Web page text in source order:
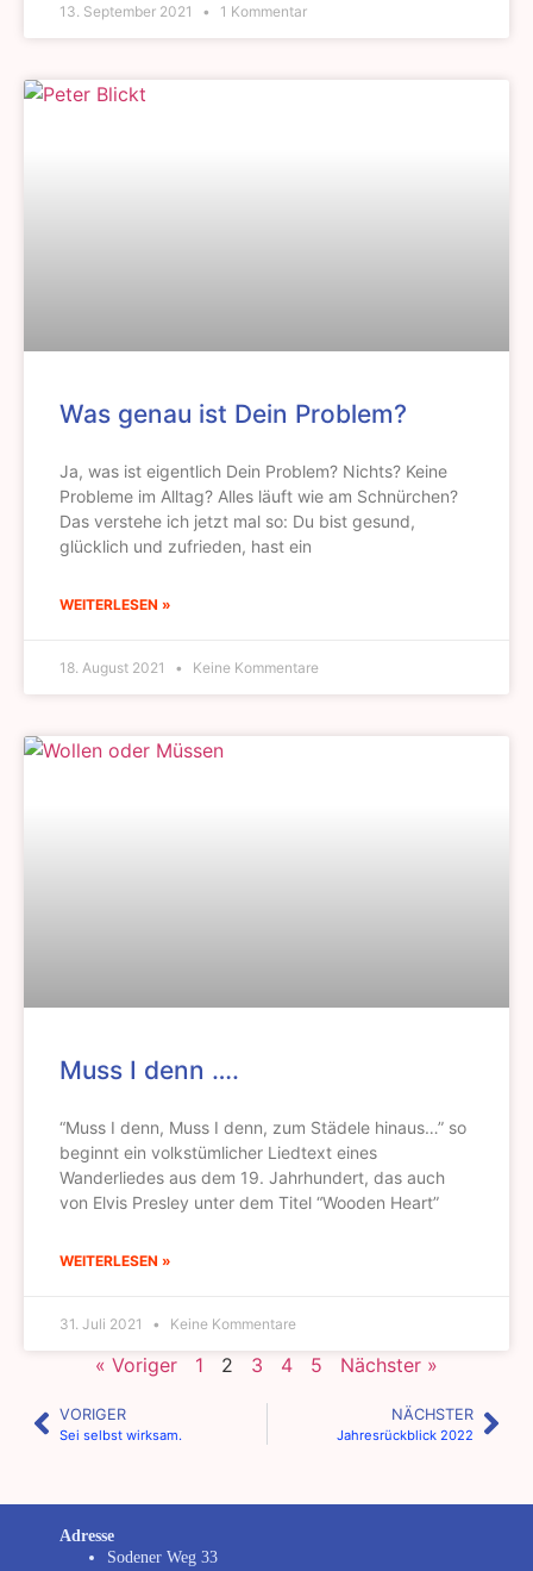
13. September 2021 1 Kommentar
Was genau ist Dein Problem?
Ja, was ist eigentlich Dein Problem? Nichts? Keine
Probleme im Alltag? Alles läuft wie am Schnürchen?
Das verstehe ich jetzt mal so: Du bist gesund,
glücklich und zufrieden, hast ein
WEITERLESEN »
18. August 2021 Keine Kommentare
Muss I denn ….
“Muss I denn, Muss I denn, zum Städele hinaus…” so
beginnt ein volkstümlicher Liedtext eines
Wanderliedes aus dem 19. Jahrhundert, das auch
von Elvis Presley unter dem Titel “Wooden Heart”
WEITERLESEN »
31. Juli 2021 Keine Kommentare
« Voriger 1 2 3 4 5 Nächster »
VORIGER
Sei selbst wirksam.
NÄCHSTER
Jahresrückblick 2022
Adresse
Sodener Weg 33